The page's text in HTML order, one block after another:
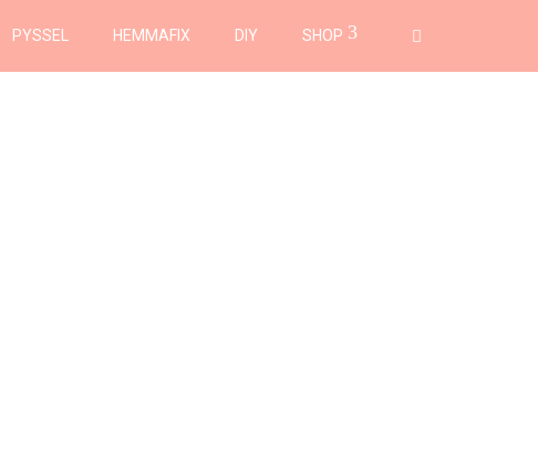
PYSSEL HEMMAFIX DIY SHOP